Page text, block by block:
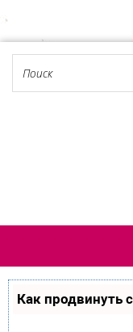
Как продвинуть